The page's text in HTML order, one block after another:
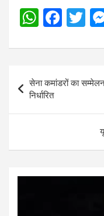
W
at
A
p
F
ce
b
o
o
T
tt
er
Post
navigation
सेना कमांडरों का
निर्धारित